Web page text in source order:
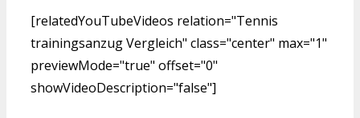
[relatedYouTubeVideos relation="Tennis
trainingsanzug Vergleich" class="center" max="1"
previewMode="true" offset="0"
showVideoDescription="false"]